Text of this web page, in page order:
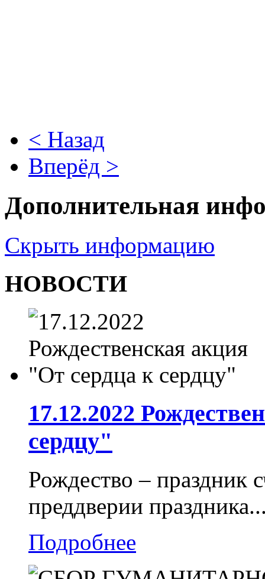
< Назад
Вперёд >
Дополнительная
Скрыть информацию
НОВОСТИ
17.12.2022
сердцу"
Рождество – праздник
преддверии
Подробнее